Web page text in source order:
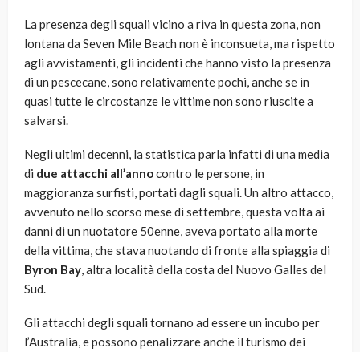
La presenza degli squali vicino a riva in questa zona, non
lontana da Seven Mile Beach non è inconsueta, ma rispetto
agli avvistamenti, gli incidenti che hanno visto la presenza
di un pescecane, sono relativamente pochi, anche se in
quasi tutte le circostanze le vittime non sono riuscite a
salvarsi.
Negli ultimi decenni, la statistica parla infatti di una media
di due attacchi all’annocontro le persone, in
maggioranza surfisti, portati dagli squali. Un altro attacco,
avvenuto nello scorso mese di settembre, questa volta ai
danni di un nuotatore 50enne, aveva portato alla morte
della vittima, che stava nuotando di fronte alla spiaggia di
Byron Bay, altra località della costa del Nuovo Galles del
Sud.
Gli attacchi degli squali tornano ad essere un incubo per
l’Australia, e possono penalizzare anche il turismo dei